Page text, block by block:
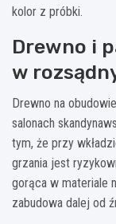
kolor z próbki.
Drewno i
w
Drewno na
salonach
tym, że przy
grzania jest
gorąca w materiale
zabudowa dalej od